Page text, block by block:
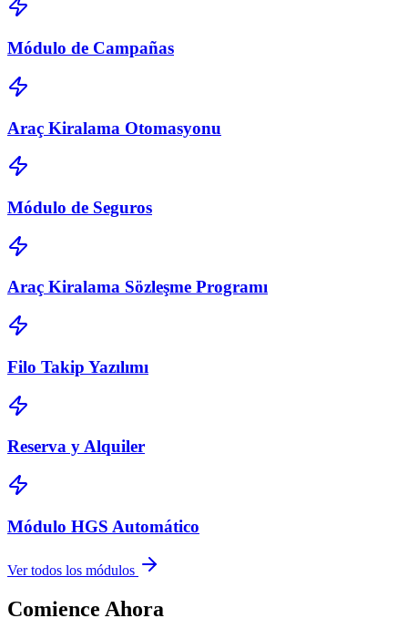
Módulo de Campañas
Araç Kiralama Otomasyonu
Módulo de Seguros
Araç Kiralama Sözleşme Programı
Filo Takip Yazılımı
Reserva y Alquiler
Módulo HGS Automático
Ver todos los módulos
Comience Ahora